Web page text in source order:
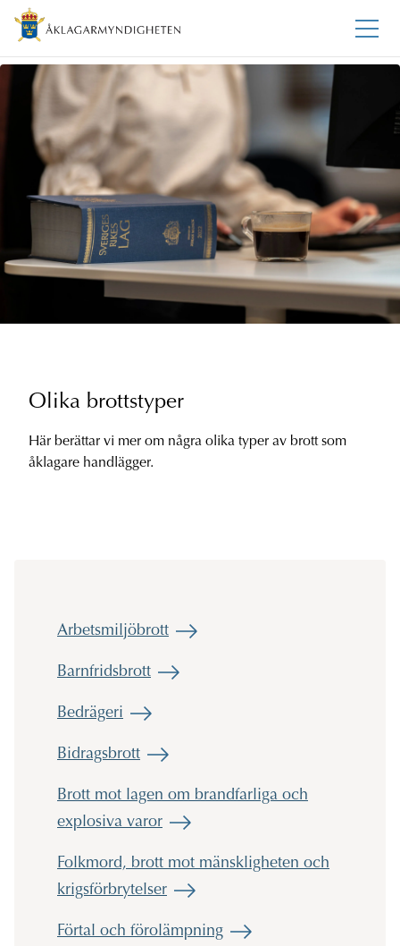
Olika brottstyper
Här berättar vi mer om några olika typer av brott som
åklagare handlägger.
Arbetsmiljöbrott
Barnfridsbrott
Bedrägeri
Bidragsbrott
Brott mot lagen om brandfarliga och
explosiva varor
Folkmord, brott mot mänskligheten och
krigsförbrytelser
Förtal och förolämpning